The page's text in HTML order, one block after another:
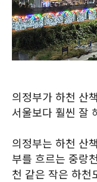
의정부가 하천 산
서울보다 훨씬 잘
의정부는 하천 산
부를 흐르는 중랑
천 같은 작은 하천